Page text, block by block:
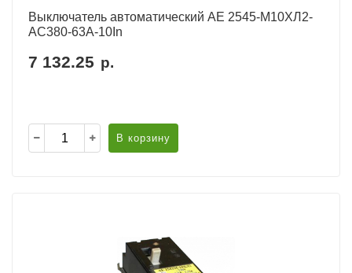
Выключатель автоматический АЕ 2545-М10ХЛ2-
AC380-63А-10In
7 132.25 р.
В корзину